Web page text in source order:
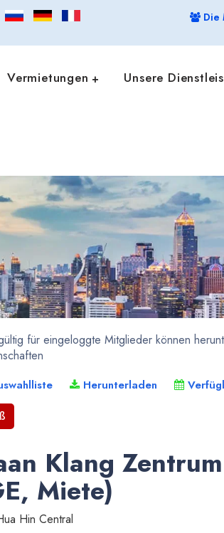
Die
Vermietungen Unsere
für eingeloggte Mitglieder können
Herunterladen
Klang
Miete)
Hin Central